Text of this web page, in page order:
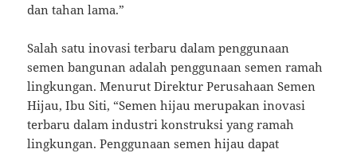
dan tahan lama.”
Salah satu inovasi terbaru dalam penggunaan
semen bangunan adalah penggunaan semen ramah
lingkungan. Menurut Direktur Perusahaan Semen
Hijau, Ibu Siti, “Semen hijau merupakan inovasi
terbaru dalam industri konstruksi yang ramah
lingkungan. Penggunaan semen hijau dapat